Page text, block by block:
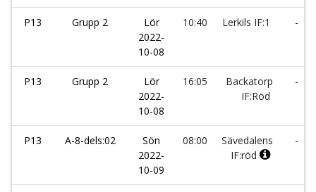
P13 Grupp 2
Lör
2022-
10-08
10:40 Lerkils IF:1 -
P13 Grupp 2
Lör
2022-
10-08
16:05
Backatorp
IF:Röd
-
P13 A-8-dels:02
Sön
2022-
10-09
08:00
Sävedalens
IF:röd
-